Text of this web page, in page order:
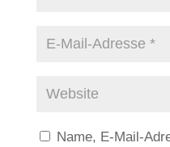
Name, E-Mail-